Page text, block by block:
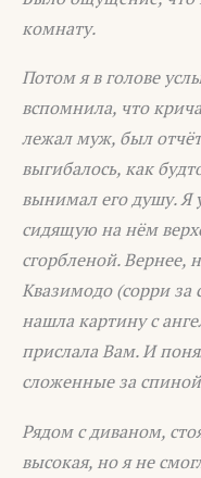
комнату.
Потом я в голове
вспомнила, что
лежал муж, был
выгибалось, как
вынимал его душу. Я
сидящую на нём
сгорбленой. Вернее,
Квазимодо (сорри за
нашла картину с
прислала Вам. И
сложенные за
Рядом с диваном,
высокая, но я не